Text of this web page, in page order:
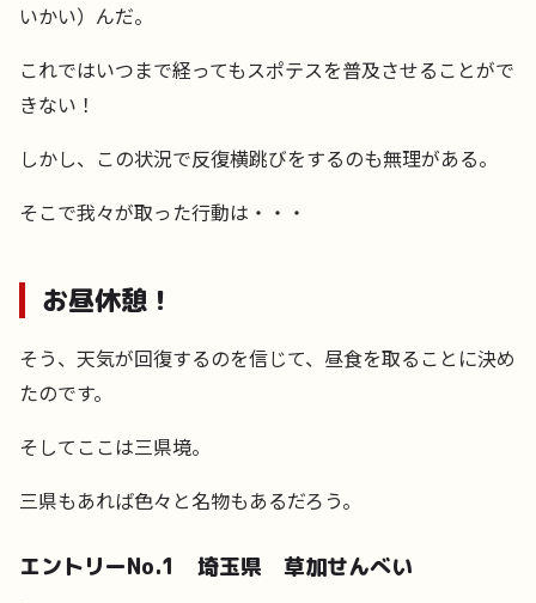
いかい）んだ。
これではいつまで経ってもスポテスを普及させることがで
きない！
しかし、この状況で反復横跳びをするのも無理がある。
そこで我々が取った行動は・・・
お昼休憩！
そう、天気が回復するのを信じて、昼食を取ることに決め
たのです。
そしてここは三県境。
三県もあれば色々と名物もあるだろう。
エントリーNo.1 埼玉県 草加せんべい